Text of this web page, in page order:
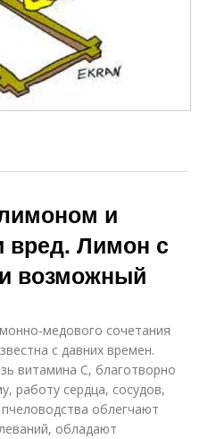
и
вред. Лимон с
возможный
медового сочетания
с давних времен.
витамина C, благотворно
работу сердца, сосудов,
облегчают
обладают